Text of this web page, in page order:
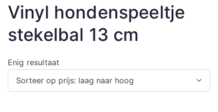
Vinyl hondenspeeltje
stekelbal 13 cm
Enig resultaat